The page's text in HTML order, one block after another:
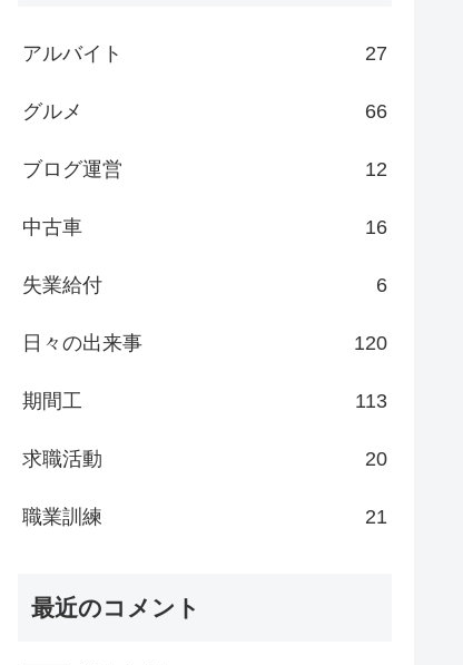
アルバイト 27
グルメ 66
ブログ運営 12
中古車 16
失業給付 6
日々の出来事 120
期間工 113
求職活動 20
職業訓練 21
最近のコメント